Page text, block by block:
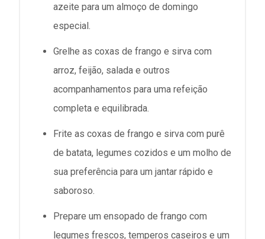
azeite para um almoço de domingo
especial.
Grelhe as coxas de frango e sirva com
arroz, feijão, salada e outros
acompanhamentos para uma refeição
completa e equilibrada.
Frite as coxas de frango e sirva com purê
de batata, legumes cozidos e um molho de
sua preferência para um jantar rápido e
saboroso.
Prepare um ensopado de frango com
legumes frescos, temperos caseiros e um